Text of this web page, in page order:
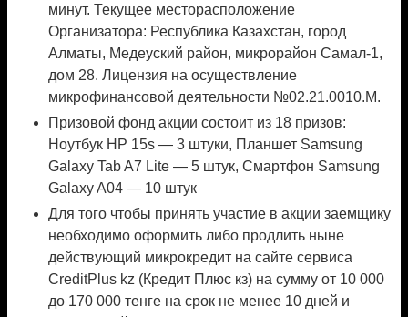
минут. Текущее месторасположение
Организатора: Республика Казахстан, город
Алматы, Медеуский район, микрорайон Самал-1,
дом 28. Лицензия на осуществление
микрофинансовой деятельности №02.21.0010.M.
Призовой фонд акции состоит из 18 призов:
Ноутбук HP 15s — 3 штуки, Планшет Samsung
Galaxy Tab A7 Lite — 5 штук, Смартфон Samsung
Galaxy A04 — 10 штук
Для того чтобы принять участие в акции заемщику
необходимо оформить либо продлить ныне
действующий микрокредит на сайте сервиса
CreditPlus kz (Кредит Плюс кз) на сумму от 10 000
до 170 000 тенге на срок не менее 10 дней и